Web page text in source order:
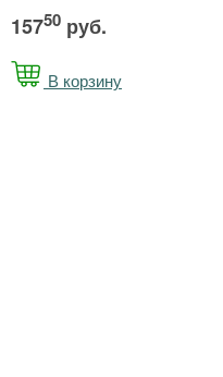
15750 руб.
В корзину